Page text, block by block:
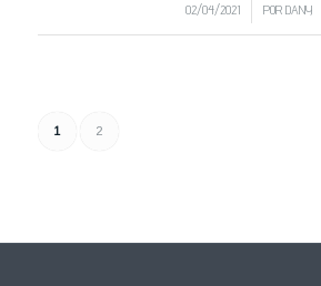
02/04/2021 POR DANY
1 2